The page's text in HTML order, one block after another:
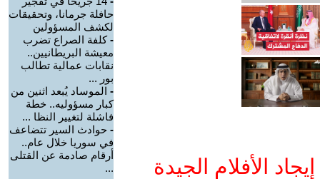
الأفلام الجيدة
حافلة جرمانا، وتحقيقات
لكشف المسؤولين
-كلفة الصراع تضرب
معيشة البريطانيين..
نقابات عمالية تطالب
بور ...
- الموساد يُبعد اثنين من
كبار مسؤوليه.. خطة
فاشلة لتغيير النظا ...
- حوادث السير تتضاعف
في سوريا خلال عام..
أرقام صادمة عن القتلى
...